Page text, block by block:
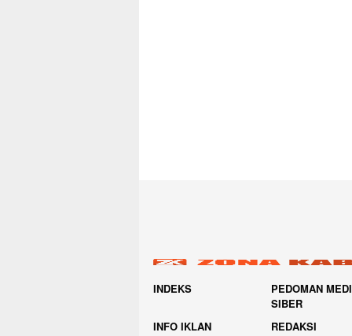
INDEKS
PEDOMAN
SIBER
INFO IKLAN REDAKSI